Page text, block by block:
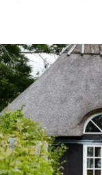
kulinariske